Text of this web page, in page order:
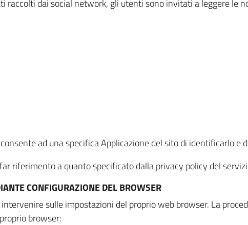
raccolti dai social network, gli utenti sono invitati a leggere le
ad una specifica Applicazione del sito di identificarlo e
riferimento a quanto specificato dalla privacy policy del
CONFIGURAZIONE DEL BROWSER
sulle impostazioni del proprio web browser. La
browser: